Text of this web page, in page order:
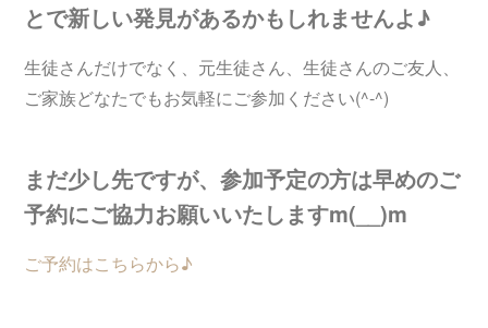
とで新しい発見があるかもしれませんよ♪
生徒さんだけでなく、元生徒さん、生徒さんのご友人、
ご家族どなたでもお気軽にご参加ください(^-^)
まだ少し先ですが、参加予定の方は早めのご
予約にご協力お願いいたしますm(__)m
ご予約はこちらから♪